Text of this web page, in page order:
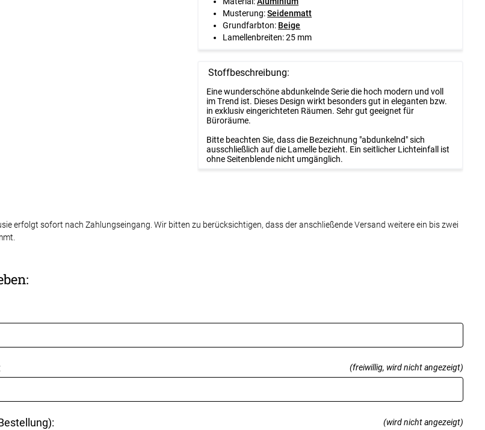
Musterung:Seidenmatt
Grundfarbton: Beige
Lamellenbreiten: 25 mm
Stoffbeschreibung:
Eine wunderschöne abdunkelnde Serie die hoch modern und voll
im Trend ist. Dieses Design wirkt besonders gut in eleganten bzw.
in exklusiv eingerichteten Räumen. Sehr gut geeignet für
Büroräume.
Bitte beachten Sie, dass die Bezeichnung "abdunkelnd" sich
ausschließlich auf die Lamelle bezieht. Ein seitlicher Lichteinfall ist
ohne Seitenblende nicht umgänglich.
erfolgt sofort nach Zahlungseingang. Wir bitten zu berücksichtigen, dass der anschließende Versand weitere ein bis zwei
(freiwillig, wird nicht angezeigt)
(wird nicht angezeigt)